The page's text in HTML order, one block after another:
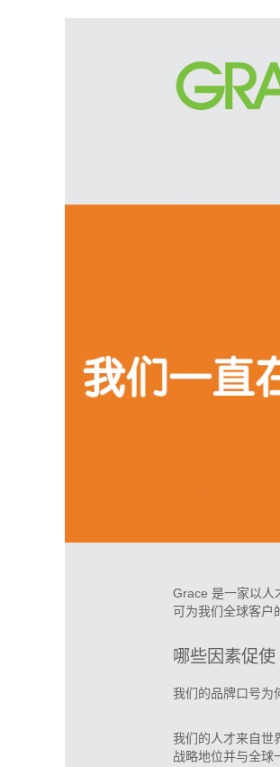
Grace 是一家以人
可为我们全球客户
哪些因素促使
我们的品牌口号为
我们的人才来自世
战略地位并与全球